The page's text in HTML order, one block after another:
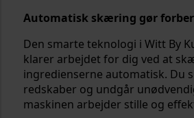
Automatisk skæring gør
Den smarte teknologi i Witt By
klarer arbejdet for dig ved at
ingredienserne automatisk. Du
redskaber og undgår
maskinen arbejder stille og